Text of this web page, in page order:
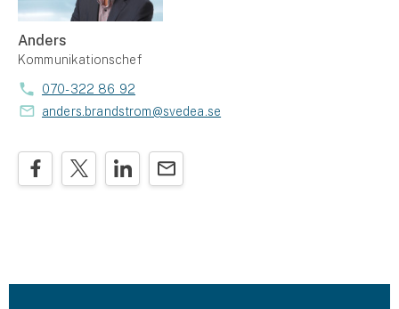
Anders
Kommunikationschef
070-322 86 92
anders.brandstrom@svedea.se